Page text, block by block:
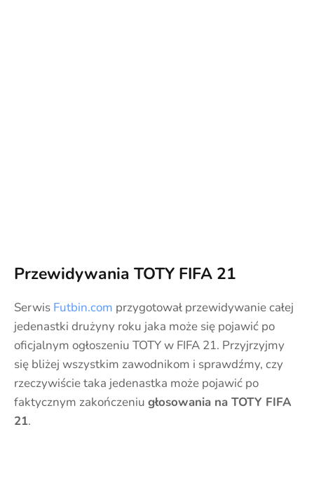
Przewidywania TOTY FIFA 21
Serwis Futbin.com przygotował przewidywanie całej
jedenastki drużyny roku jaka może się pojawić po
oficjalnym ogłoszeniu TOTY w FIFA 21. Przyjrzyjmy
się bliżej wszystkim zawodnikom i sprawdźmy, czy
rzeczywiście taka jedenastka może pojawić po
faktycznym zakończeniu głosowania na TOTY FIFA
21.